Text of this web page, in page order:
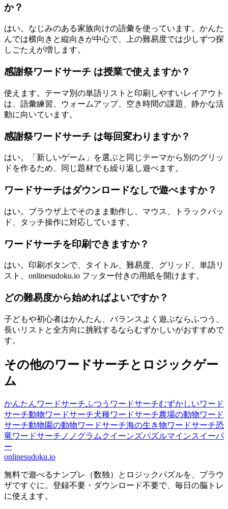
か？
はい。なじみのある家族向けの語彙を使っています。かんた
んでは横向きと縦向きが中心で、上の難易度では少しずつ探
しごたえが増します。
感謝祭ワードサーチ は授業で使えますか？
使えます。テーマ別の単語リストと印刷しやすいレイアウト
は、語彙練習、ウォームアップ、空き時間の課題、静かな活
動に向いています。
感謝祭ワードサーチ は毎回変わりますか？
はい。「新しいゲーム」を選ぶと同じテーマから別のグリッ
ドを作るため、同じ題材でも繰り返し遊べます。
ワードサーチはダウンロードなしで遊べますか？
はい。ブラウザ上でそのまま動作し、マウス、トラックパッ
ド、タッチ操作に対応しています。
ワードサーチを印刷できますか？
はい。印刷ボタンで、タイトル、難易度、グリッド、単語リ
スト、onlinesudoku.io フッター付きの用紙を開けます。
どの難易度から始めればよいですか？
子どもや初心者はかんたん、バランスよく遊ぶならふつう、
長いリストと全方向に挑戦するならむずかしいがおすすめで
す。
その他のワードサーチとロジックゲー
ム
かんたんワードサーチふつうワードサーチむずかしいワード
サーチ動物ワードサーチ犬種ワードサーチ農場の動物ワード
サーチ動物園の動物ワードサーチ海の生き物ワードサーチ恐
竜ワードサーチ ノノグラムクイーンズパズルマインスイーパ
ー
onlinesudoku.io
無料で遊べるナンプレ（数独）とロジックパズルを、ブラウ
ザですぐに。登録不要・ダウンロード不要で、毎日の脳トレ
に使えます。